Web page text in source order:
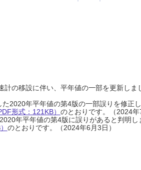
計の移設に伴い、平年値の一部を更新しま
2020年平年値の第4版の一部誤りを修正
形式：121KB） のとおりです。（2024年
年平年値の第4版に誤りがあると判明
のとおりです。（2024年6月3日）